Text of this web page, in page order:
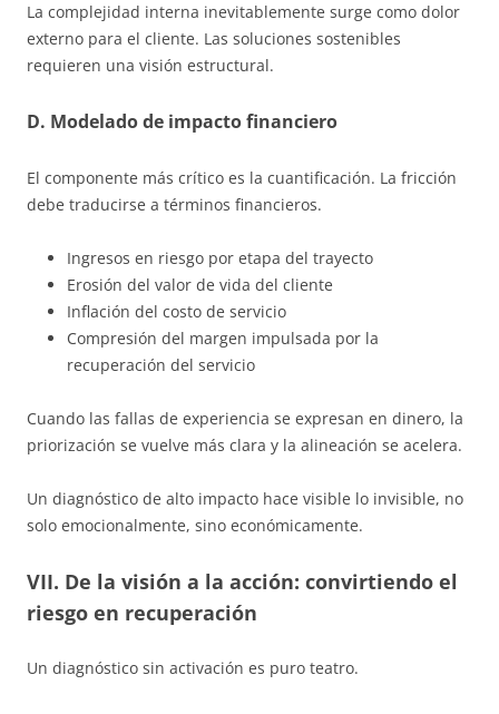
La complejidad interna inevitablemente surge como dolor
externo para el cliente. Las soluciones sostenibles
requieren una visión estructural.
D. Modelado de impacto financiero
El componente más crítico es la cuantificación. La fricción
debe traducirse a términos financieros.
Ingresos en riesgo por etapa del trayecto
Erosión del valor de vida del cliente
Inflación del costo de servicio
Compresión del margen impulsada por la
recuperación del servicio
Cuando las fallas de experiencia se expresan en dinero, la
priorización se vuelve más clara y la alineación se acelera.
Un diagnóstico de alto impacto hace visible lo invisible, no
solo emocionalmente, sino económicamente.
VII. De la visión a la acción: convirtiendo el
riesgo en recuperación
Un diagnóstico sin activación es puro teatro.